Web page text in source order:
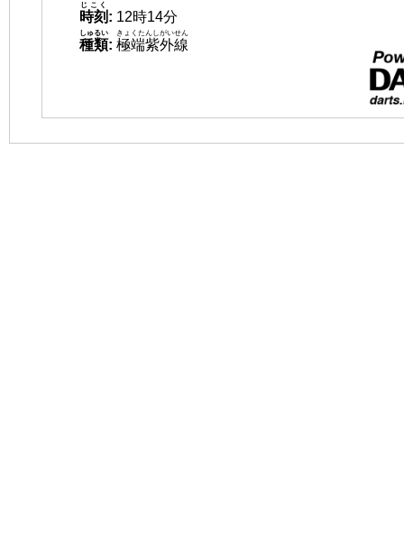
時刻
じこく
: 12時14分
種類
しゅるい
: 極端紫外線
きょくたんしがいせん